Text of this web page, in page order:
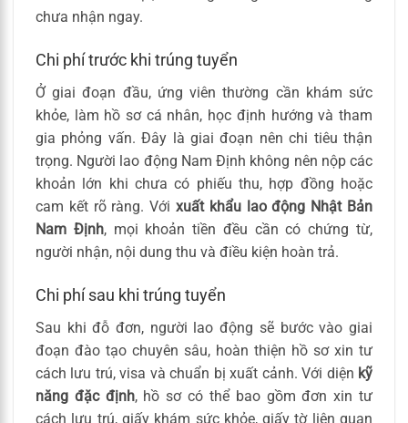
chưa nhận ngay.
Chi phí trước khi trúng tuyển
Ở giai đoạn đầu, ứng viên thường cần khám sức
khỏe, làm hồ sơ cá nhân, học định hướng và tham
gia phỏng vấn. Đây là giai đoạn nên chi tiêu thận
trọng. Người lao động Nam Định không nên nộp các
khoản lớn khi chưa có phiếu thu, hợp đồng hoặc
cam kết rõ ràng. Với xuất khẩu lao động Nhật Bản
Nam Định, mọi khoản tiền đều cần có chứng từ,
người nhận, nội dung thu và điều kiện hoàn trả.
Chi phí sau khi trúng tuyển
Sau khi đỗ đơn, người lao động sẽ bước vào giai
đoạn đào tạo chuyên sâu, hoàn thiện hồ sơ xin tư
cách lưu trú, visa và chuẩn bị xuất cảnh. Với diện kỹ
năng đặc định, hồ sơ có thể bao gồm đơn xin tư
cách lưu trú, giấy khám sức khỏe, giấy tờ liên quan